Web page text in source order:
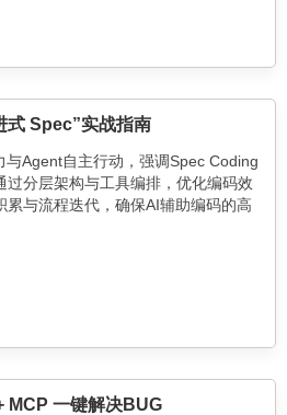
式 Spec”实战指南
Agent自主行动，强调Spec Coding
过分层架构与工具编排，优化编码效
累与流程迭代，确保AI辅助编码的高
MCP 一键解决BUG